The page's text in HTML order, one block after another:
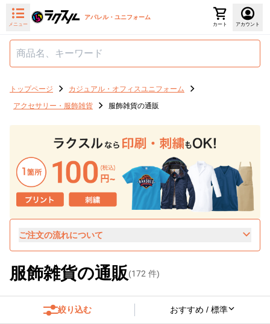
メニュー
アパレル・ユニフォーム
カート アカウント
トップページ
カジュアル・オフィスユニフォーム
アクセサリー・服飾雑貨
服飾雑貨の通販
ご注文の流れについて
服飾雑貨の通販 (172 件)
絞り込む